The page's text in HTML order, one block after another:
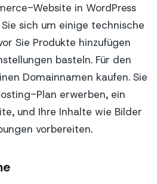
Website in WordPress
sich um einige technische
Sie Produkte hinzufügen
basteln. Für den
Domainnamen kaufen. Sie
Plan erwerben, ein
und Ihre Inhalte wie Bilder
vorbereiten.